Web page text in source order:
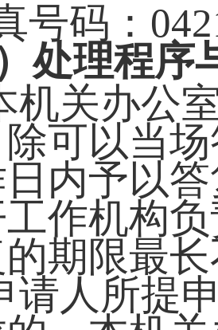
号码：
处理程序
机关办公
可以当
内予以
作机构
期限最
请人所提